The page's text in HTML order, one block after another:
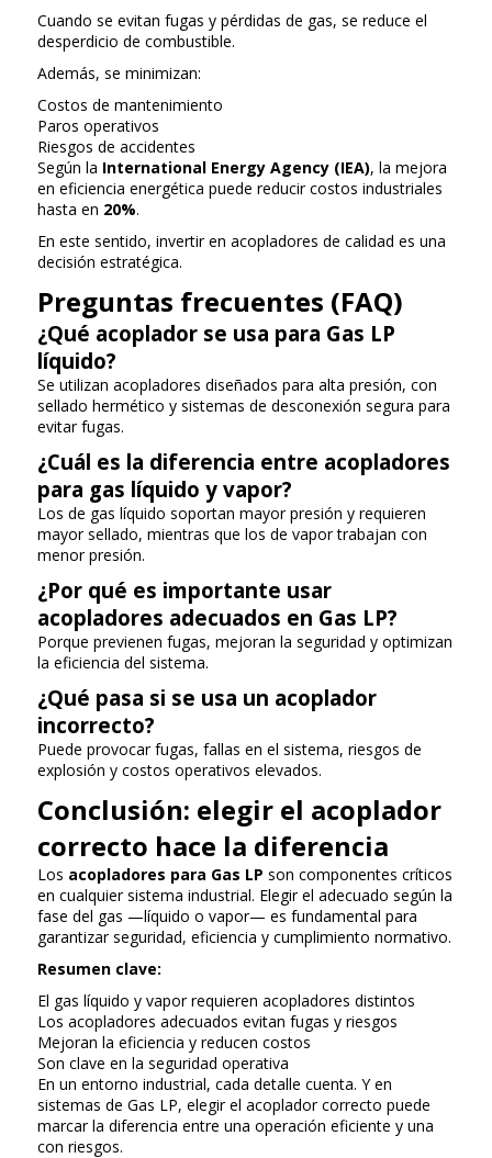
Cuando se evitan fugas y pérdidas de gas, se reduce el
desperdicio de combustible.
Además, se minimizan:
Costos de mantenimiento
Paros operativos
Riesgos de accidentes
Según la International Energy Agency (IEA), la mejora
en eficiencia energética puede reducir costos industriales
hasta en 20%.
En este sentido, invertir en acopladores de calidad es una
decisión estratégica.
Preguntas frecuentes (FAQ)
¿Qué acoplador se usa para Gas LP
líquido?
Se utilizan acopladores diseñados para alta presión, con
sellado hermético y sistemas de desconexión segura para
evitar fugas.
¿Cuál es la diferencia entre acopladores
para gas líquido y vapor?
Los de gas líquido soportan mayor presión y requieren
mayor sellado, mientras que los de vapor trabajan con
menor presión.
¿Por qué es importante usar
acopladores adecuados en Gas LP?
Porque previenen fugas, mejoran la seguridad y optimizan
la eficiencia del sistema.
¿Qué pasa si se usa un acoplador
incorrecto?
Puede provocar fugas, fallas en el sistema, riesgos de
explosión y costos operativos elevados.
Conclusión: elegir el acoplador
correcto hace la diferencia
Los acopladores para Gas LP son componentes críticos
en cualquier sistema industrial. Elegir el adecuado según la
fase del gas —líquido o vapor— es fundamental para
garantizar seguridad, eficiencia y cumplimiento normativo.
Resumen clave:
El gas líquido y vapor requieren acopladores distintos
Los acopladores adecuados evitan fugas y riesgos
Mejoran la eficiencia y reducen costos
Son clave en la seguridad operativa
En un entorno industrial, cada detalle cuenta. Y en
sistemas de Gas LP, elegir el acoplador correcto puede
marcar la diferencia entre una operación eficiente y una
con riesgos.